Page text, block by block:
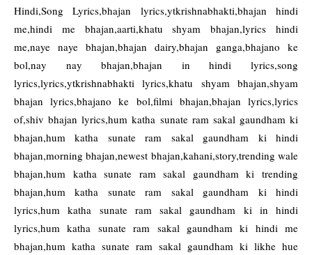
Hindi,Song Lyrics,bhajan lyrics,ytkrishnabhakti,bhajan hindi
me,hindi me bhajan,aarti,khatu shyam bhajan,lyrics hindi
me,naye naye bhajan,bhajan dairy,bhajan ganga,bhajano ke
bol,nay nay bhajan,bhajan in hindi lyrics,song
lyrics,lyrics,ytkrishnabhakti lyrics,khatu shyam bhajan,shyam
bhajan lyrics,bhajano ke bol,filmi bhajan,bhajan lyrics,lyrics
of,shiv bhajan lyrics,hum katha sunate ram sakal gaundham ki
bhajan,hum katha sunate ram sakal gaundham ki hindi
bhajan,morning bhajan,newest bhajan,kahani,story,trending wale
bhajan,hum katha sunate ram sakal gaundham ki trending
bhajan,hum katha sunate ram sakal gaundham ki hindi
lyrics,hum katha sunate ram sakal gaundham ki in hindi
lyrics,hum katha sunate ram sakal gaundham ki hindi me
bhajan,hum katha sunate ram sakal gaundham ki likhe hue